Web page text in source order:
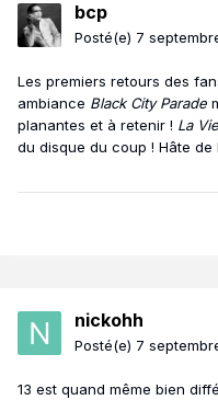
bcp
Posté(e) 7
Les premiers retours des
ambiance Black City Parade
planantes et à retenir ! La
du disque du coup ! Hâte
nickohh
Posté(e) 7
13 est quand même bien